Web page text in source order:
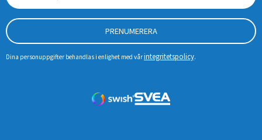
PRENUMERERA
Dina personuppgifter behandlas i enlighet med vårintegritetspolicy.